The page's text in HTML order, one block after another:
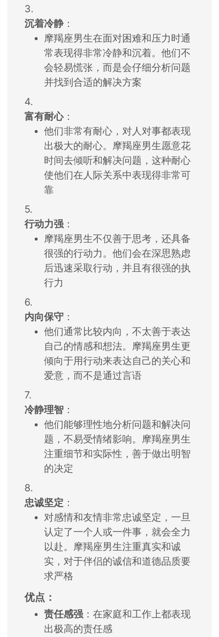
3.
沉着冷静：
摩羯座男生在面对困难和压力时通
常表现得非常冷静和沉着。 他们不
会轻易慌张， 而是会仔细分析问题
并找到合适的解决方案
4.
富有耐心：
他们非常有耐心， 对人对事都表现
出极大的耐心。 摩羯座男生愿意花
时间去倾听和解决问题， 这种耐心
使他们在 人际关系中表现得非常可
靠
5.
行动力强 ：
摩羯座男生不仅善于思考， 还具备
很强的行动力。 他们会在深思熟虑
后迅速采取行动， 并且有很强的执
行力
6.
内向保守 ：
他们通常比较内向， 不太善于表达
自己的情感和想法。 摩羯座男生更
倾向于用行动来表达自己的关心和
爱意， 而不是通过言语
7.
冷静理智 ：
他们能够理性地分析问题和解决问
题 ， 不易受情绪影响。 摩羯座男生
注重细节和实际性， 善于做出明智
的决定
8.
忠诚坚定 ：
对感情和友情非常忠诚坚定， 一旦
认定了一个人或一件事， 就会全力
以赴。 摩羯座男生注重真实和诚
实， 对于伴侣的诚信和道德品质要
求严格
优点：
责任感强 ： 在家庭和工作上都表现
出极高的责任感